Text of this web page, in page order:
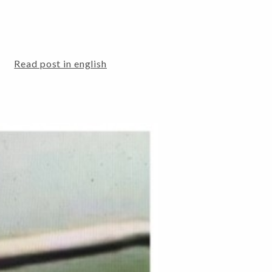
Read post in english